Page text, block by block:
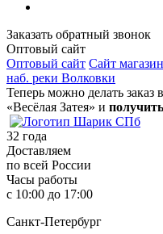
Заказать обратный звонок
Оптовый сайт
Оптовый сайт Сайт
наб. реки Волковки
Теперь можно делать заказ
«Весёлая Затея» и
32 года
Доставляем
по всей России
Часы работы
с 10:00 до 17:00
Санкт-Петербург